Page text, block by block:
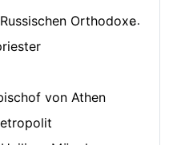
Orthodoxen Kirche
von Athen